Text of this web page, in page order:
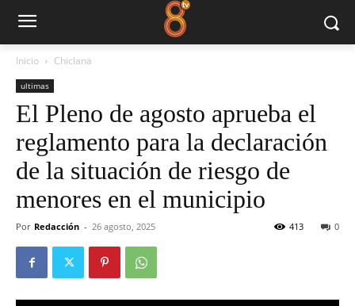
Inicio Chiclana
ultimas
El Pleno de agosto aprueba el
reglamento para la declaración
de la situación de riesgo de
menores en el municipio
Por Redacción - 26 agosto, 2025 0
413